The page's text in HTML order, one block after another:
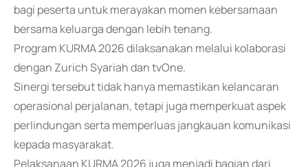
bagi peserta untuk merayakan momen kebersamaan
bersama keluarga dengan lebih tenang.
Program KURMA 2026 dilaksanakan melalui kolaborasi
dengan Zurich Syariah dan tvOne.
Sinergi tersebut tidak hanya memastikan kelancaran
operasional perjalanan, tetapi juga memperkuat aspek
perlindungan serta memperluas jangkauan komunikasi
kepada masyarakat.
Pelaksanaan KURMA 2026 juga menjadi bagian dari